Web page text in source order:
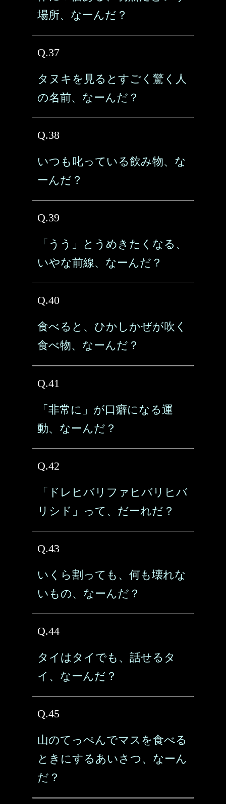
場所、なーんだ？
Q.37
タヌキを見るとすごく驚く人
の名前、なーんだ？
Q.38
いつも叱っている飲み物、な
ーんだ？
Q.39
「うう」とうめきたくなる、
いやな前線、なーんだ？
Q.40
食べると、ひかしかぜが吹く
食べ物、なーんだ？
Q.41
「非常に」が口癖になる運
動、なーんだ？
Q.42
「ドレヒバリファヒバリヒバ
リシド」って、だーれだ？
Q.43
いくら割っても、何も壊れな
いもの、なーんだ？
Q.44
タイはタイでも、話せるタ
イ、なーんだ？
Q.45
山のてっぺんでマスを食べる
ときにするあいさつ、なーん
だ？